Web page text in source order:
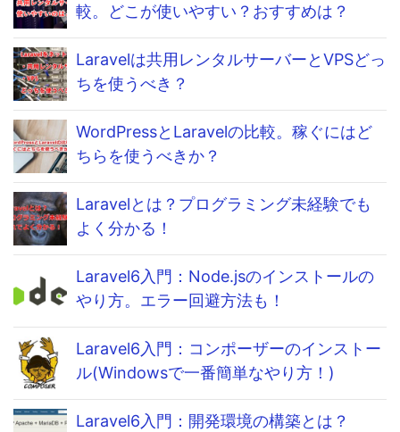
較。どこが使いやすい？おすすめは？
Laravelは共用レンタルサーバーとVPSどっ
ちを使うべき？
WordPressとLaravelの比較。稼ぐにはど
ちらを使うべきか？
Laravelとは？プログラミング未経験でも
よく分かる！
Laravel6入門：Node.jsのインストールの
やり方。エラー回避方法も！
Laravel6入門：コンポーザーのインストー
ル(Windowsで一番簡単なやり方！)
Laravel6入門：開発環境の構築とは？